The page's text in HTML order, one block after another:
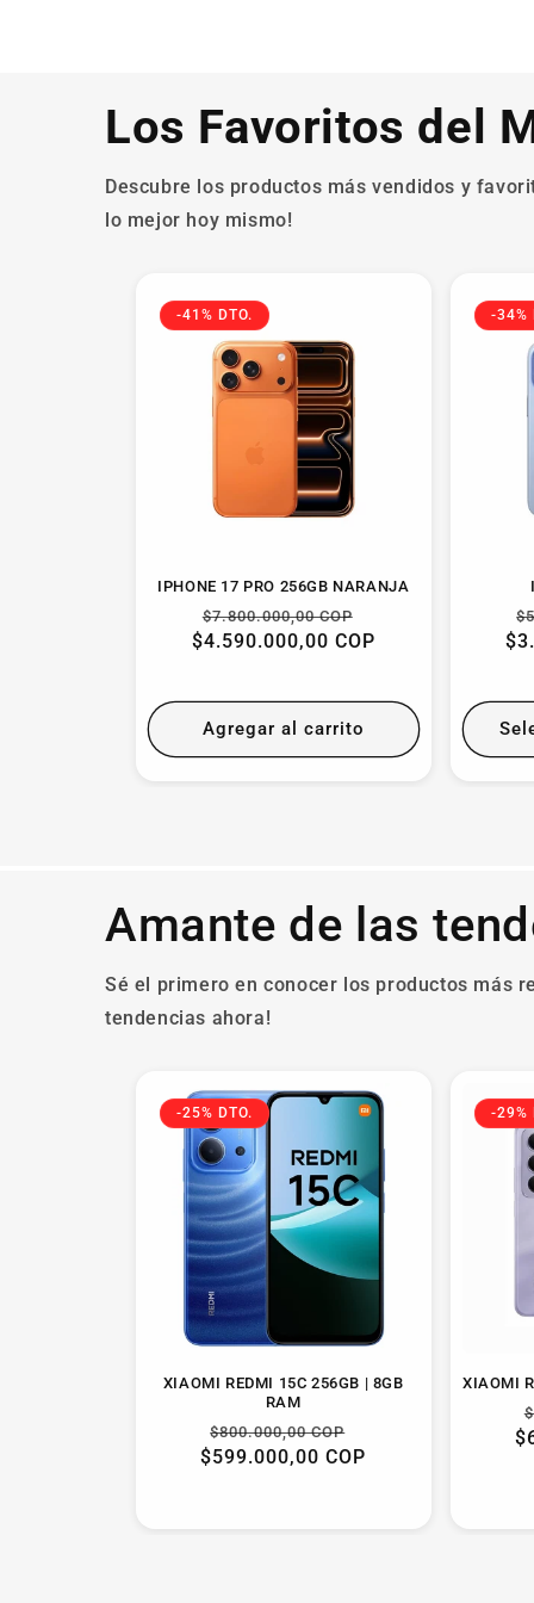
Los Favoritos del
Descubre los productos más vendidos y
lo mejor hoy mismo!
-41% DTO.
IPHONE 17 PRO 256GB NARANJA
Precio
habitual
$7.800.000,00 COP
de
$4.590.000,00 COP
Agregar al carrito
-34%
Amante de las
Sé el primero en conocer los productos más
tendencias ahora!
-25% DTO.
XIAOMI REDMI 15C 256GB | 8GB
RAM
Precio
habitual
$800.000,00 COP
de
$599.000,00 COP
-29%
XIAOMI